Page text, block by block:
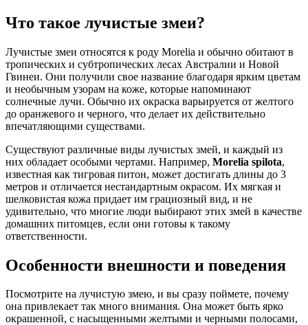
Что такое лучистые змеи?
Лучистые змеи относятся к роду Morelia и обычно обитают в
тропических и субтропических лесах Австралии и Новой
Гвинеи. Они получили свое название благодаря ярким цветам
и необычным узорам на коже, которые напоминают
солнечные лучи. Обычно их окраска варьируется от желтого
до оранжевого и черного, что делает их действительно
впечатляющими существами.
Существуют различные виды лучистых змей, и каждый из
них обладает особыми чертами. Например, Morelia spilota,
известная как тигровая питон, может достигать длины до 3
метров и отличается нестандартным окрасом. Их мягкая и
шелковистая кожа придает им грациозный вид, и не
удивительно, что многие люди выбирают этих змей в качестве
домашних питомцев, если они готовы к такому
ответственности.
Особенности внешности и поведения
Посмотрите на лучистую змею, и вы сразу поймете, почему
она привлекает так много внимания. Она может быть ярко
окрашенной, с насыщенными желтыми и черными полосами,